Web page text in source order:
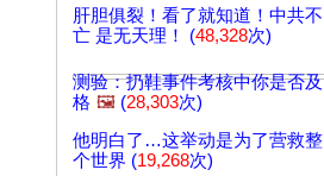
肝胆俱裂！看了就知道！中共不
亡 是无天理！ (48,328次)
测验：扔鞋事件考核中你是否及
格 🖼️ (28,303次)
他明白了…这举动是为了营救整
个世界 (19,268次)